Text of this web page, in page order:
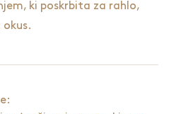
ki poskrbita za rahlo,